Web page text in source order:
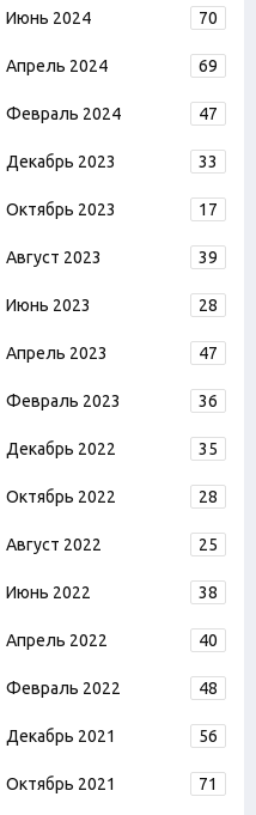
Июнь 2024 70
Апрель 2024 69
Февраль 2024 47
Декабрь 2023 33
Октябрь 2023 17
Август 2023 39
Июнь 2023 28
Апрель 2023 47
Февраль 2023 36
Декабрь 2022 35
Октябрь 2022 28
Август 2022 25
Июнь 2022 38
Апрель 2022 40
Февраль 2022 48
Декабрь 2021 56
Октябрь 2021 71